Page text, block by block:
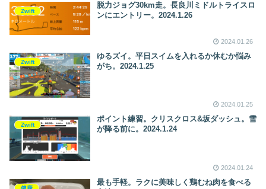
Zwift
脱力ジョグ30km走。長良川ミドルトライスロ
ンにエントリー。2024.1.26
2024.01.26
Zwift
ゆるズイ。平日スイムを入れるか休むか悩み
がち。2024.1.25
2024.01.25
Zwift
ポイント練習。クリスクロス&坂ダッシュ。雪
が降る前に。2024.1.24
2024.01.24
最も手軽。ラクに美味しく鶏むね肉を食べる